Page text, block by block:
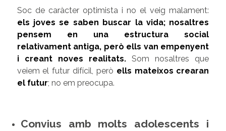
Soc de caràcter optimista i no el veig malament:
els joves se saben buscar la vida; nosaltres
pensem en una estructura social
relativament antiga, però ells van empenyent
i creant noves realitats. Som nosaltres que
veiem el futur difícil, però ells mateixos crearan
el futur; no em preocupa.
Convius amb molts adolescents i